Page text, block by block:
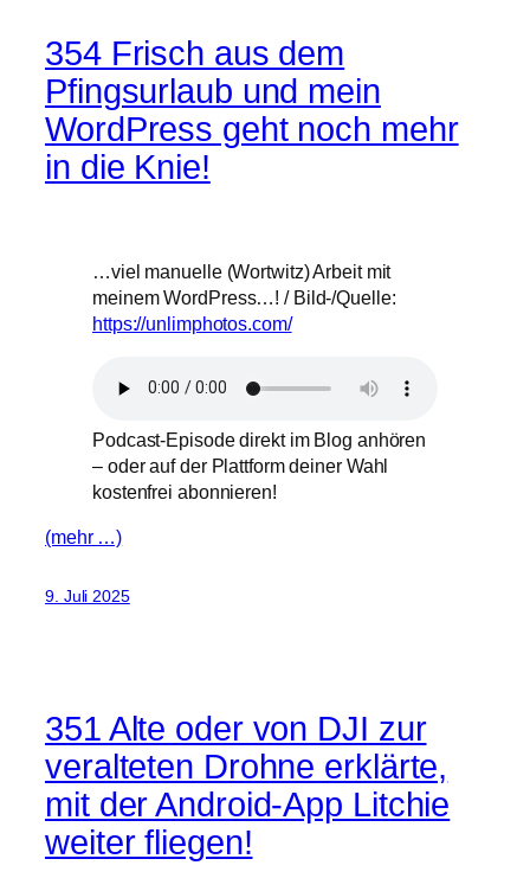
354 Frisch aus dem
Pfingsurlaub und mein
WordPress geht noch mehr
in die Knie!
…viel manuelle (Wortwitz) Arbeit mit
meinem WordPress…! / Bild-/Quelle:
https://unlimphotos.com/
Podcast-Episode direkt im Blog anhören
– oder auf der Plattform deiner Wahl
kostenfrei abonnieren!
(mehr …)
9. Juli 2025
351 Alte oder von DJI zur
veralteten Drohne erklärte,
mit der Android-App Litchie
weiter fliegen!